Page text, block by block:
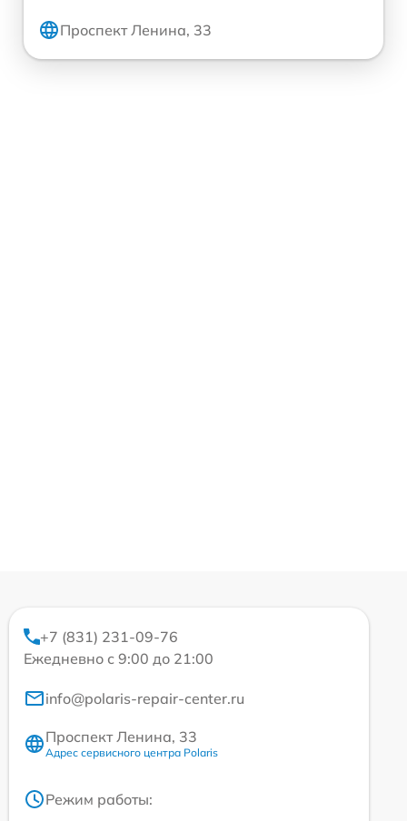
Проспект Ленина, 33
+7 (831) 231-09-76
Ежедневно с 9:00 до 21:00
info@polaris-repair-center.ru
Проспект Ленина, 33
Адрес сервисного центра Polaris
Режим работы: